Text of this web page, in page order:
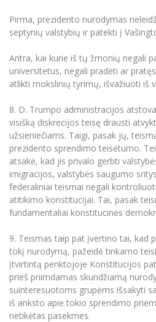
Pirma, prezidento nurodymas
septynių valstybių ir patekti į
Antra, kai kurie iš tų žmonių negali
universitetus, negali pradėti ar
atlikti mokslinių tyrimų, išvažiuoti iš
8. D. Trumpo administracijos
visišką diskrecijos teisę drausti
užsieniečiams. Taigi, pasak jų,
prezidento sprendimo teisėtumo.
atsakė, kad jis privalo gerbti
imigracijos, valstybės saugumo
federaliniai teismai negali
atitikimo konstitucijai. Tai, pasak
fundamentaliai konstitucinės
9. Teismas taip pat įvertino tai, kad
tokį nurodymą, pažeidė tinkamo
įtvirtintą penktojoje Konstitucijos
prieš priimdamas skundžiamą
suinteresuotoms grupėms išsakyti
iš anksto apie tokio sprendimo
netikėtas pasekmes.